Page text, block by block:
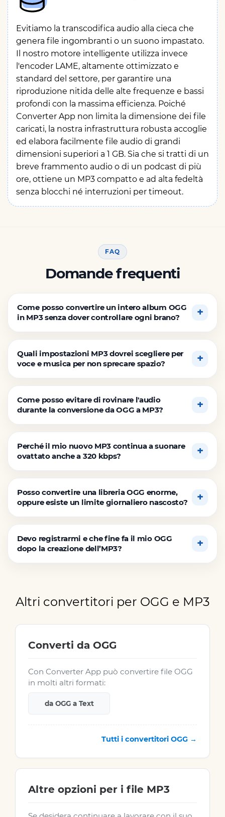
Evitiamo la transcodifica audio alla cieca che
genera file ingombranti o un suono impastato.
Il nostro motore intelligente utilizza invece
l'encoder LAME, altamente ottimizzato e
standard del settore, per garantire una
riproduzione nitida delle alte frequenze e bassi
profondi con la massima efficienza. Poiché
Converter App non limita la dimensione dei file
caricati, la nostra infrastruttura robusta accoglie
ed elabora facilmente file audio di grandi
dimensioni superiori a 1 GB. Sia che si tratti di un
breve frammento audio o di un podcast di più
ore, ottiene un MP3 compatto e ad alta fedeltà
senza blocchi né interruzioni per timeout.
FAQ
Domande frequenti
Come posso convertire un intero album OGG
in MP3 senza dover controllare ogni brano?
Quali impostazioni MP3 dovrei scegliere per
voce e musica per non sprecare spazio?
Come posso evitare di rovinare l'audio
durante la conversione da OGG a MP3?
Perché il mio nuovo MP3 continua a suonare
ovattato anche a 320 kbps?
Posso convertire una libreria OGG enorme,
oppure esiste un limite giornaliero nascosto?
Devo registrarmi e che fine fa il mio OGG
dopo la creazione dell’MP3?
Altri convertitori per OGG e MP3
Converti da OGG
Con Converter App può convertire file OGG
in molti altri formati:
da OGG a Text
Tutti i convertitori OGG →
Altre opzioni per i file MP3